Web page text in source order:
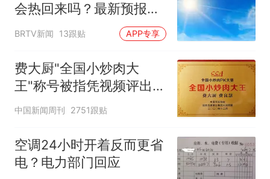
会热回来吗？最新预报
——
BRTV新闻 13跟贴 APP专享
费大厨"全国小炒肉大
王"称号被指凭视频评出
官方回应
中国新闻周刊 2751跟贴
空调24小时开着反而更省
电？电力部门回应